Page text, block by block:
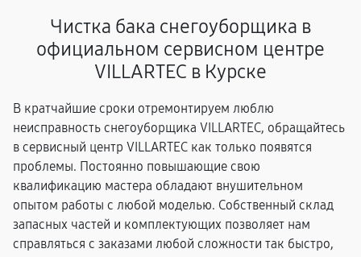
Чистка бака снегоуборщика в
официальном сервисном центре
VILLARTEC в Курске
В кратчайшие сроки отремонтируем люблю
неисправность снегоуборщика VILLARTEC, обращайтесь
в сервисный центр VILLARTEC как только появятся
проблемы. Постоянно повышающие свою
квалификацию мастера обладают внушительном
опытом работы с любой моделью. Собственный склад
запасных частей и комплектующих позволяет нам
справляться с заказами любой сложности так быстро,